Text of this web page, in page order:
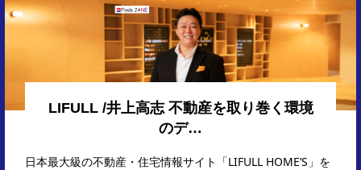
LIFULL /井上高志 不動産を取り巻く環境
のデ…
日本最大級の不動産・住宅情報サイト「LIFULL HOME’S」を